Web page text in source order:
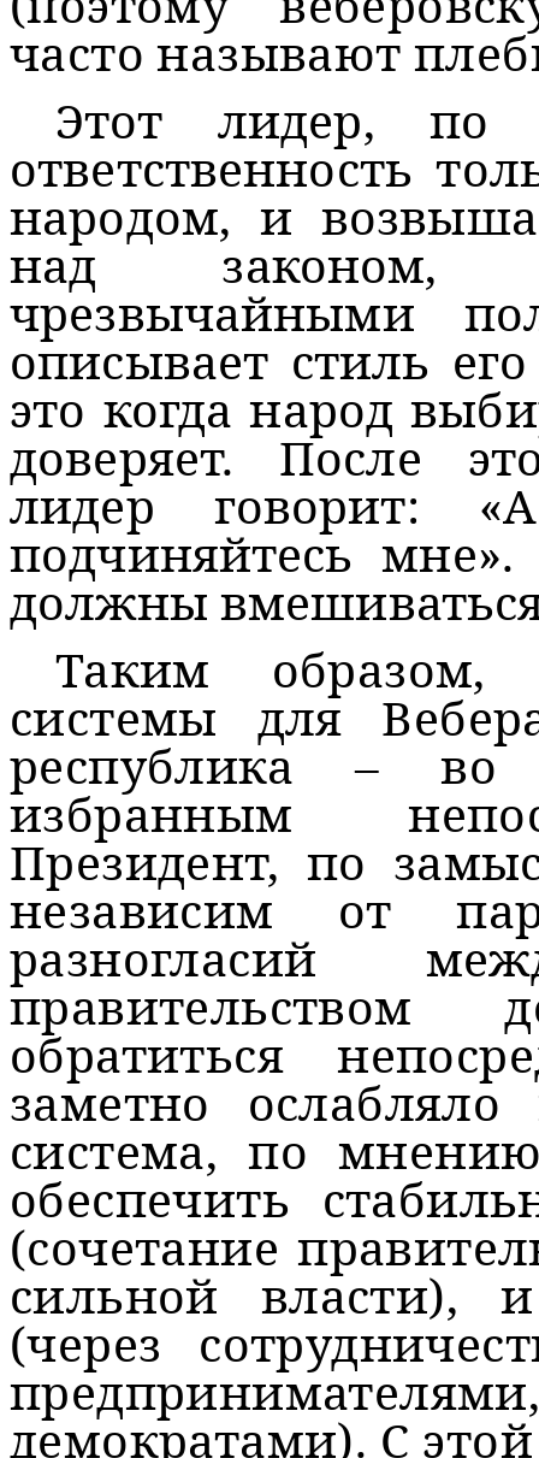
часто называют
Этот лидер, по
ответственность
народом, и
над законом,
чрезвычайными
описывает стиль
это когда народ
доверяет. После
лидер говорит:
подчиняйтесь
должны вмешиваться
Таким образом,
системы для
республика – во
избранным
Президент, по
независим от
разногласий
обратиться
заметно
система, по
обеспечить
(сочетание
сильной власти),
(через
демократами). С